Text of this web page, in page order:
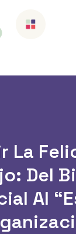
La
Del
Al